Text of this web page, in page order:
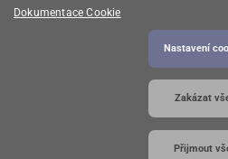
2026 © Energetický regulační
poskytovány v souladu se
Sb., o svobodném přístupu k
Dokumentace Cookie
Nastavení
Zakázat
Přijmout